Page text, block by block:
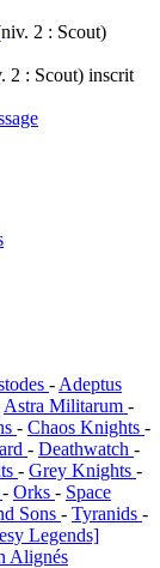
2 : Scout)
2 : Scout) inscrit
-Adeptus
Astra Militarum -
- Chaos Knights -
- Deathwatch -
- Grey Knights -
- Orks - Space
Sons - Tyranids -
Legends]
Alignés